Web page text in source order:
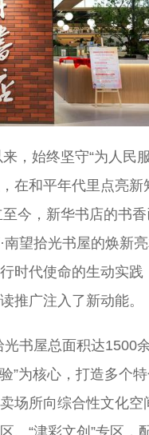
始终坚守“为人民
在和平年代里点亮新
今，新华书店的书
望拾光书屋的焕新
时代使命的生动实践
推广注入了新动能。
书屋总面积达1500
”为核心，打造多个
场所向综合性文化空